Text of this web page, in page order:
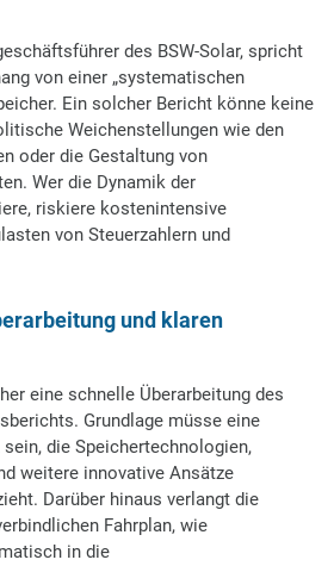
des BSW-Solar, spricht
von einer „systematischen
Ein solcher Bericht könne keine
Weichenstellungen wie den
oder die Gestaltung von
Wer die Dynamik der
riskiere kostenintensive
von Steuerzahlern und
und klaren
eine schnelle Überarbeitung des
Grundlage müsse eine
die Speichertechnologien,
weitere innovative Ansätze
Darüber hinaus verlangt die
Fahrplan, wie
in die